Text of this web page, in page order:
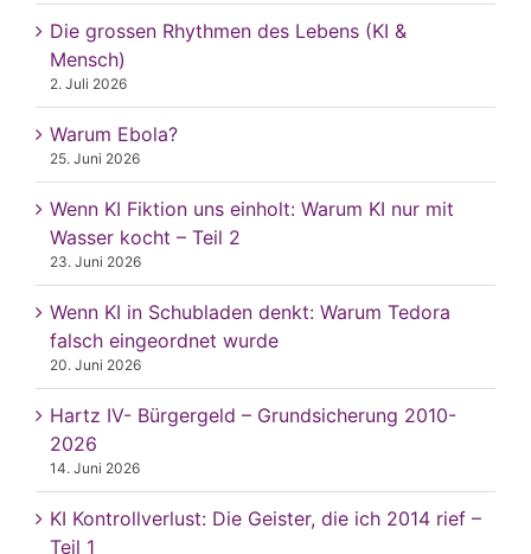
Die grossen Rhythmen des Lebens (KI &
Mensch)
2. Juli 2026
Warum Ebola?
25. Juni 2026
Wenn KI Fiktion uns einholt: Warum KI nur mit
Wasser kocht – Teil 2
23. Juni 2026
Wenn KI in Schubladen denkt: Warum Tedora
falsch eingeordnet wurde
20. Juni 2026
Hartz IV- Bürgergeld – Grundsicherung 2010-
2026
14. Juni 2026
KI Kontrollverlust: Die Geister, die ich 2014 rief –
Teil 1